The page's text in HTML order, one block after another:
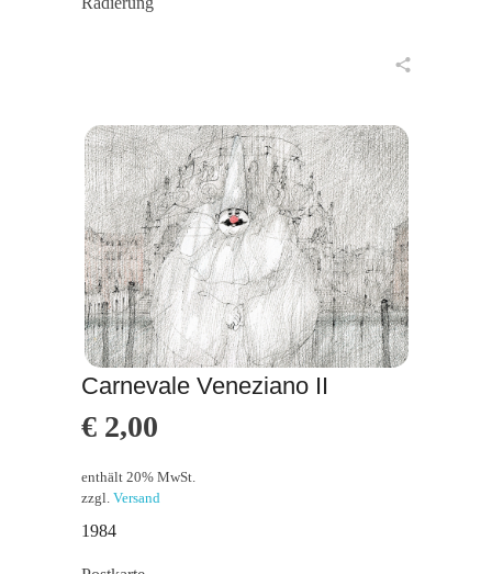
Carnevale Veneziano II
€ 2,00
enthält 20% MwSt.
zzgl. Versand
1984